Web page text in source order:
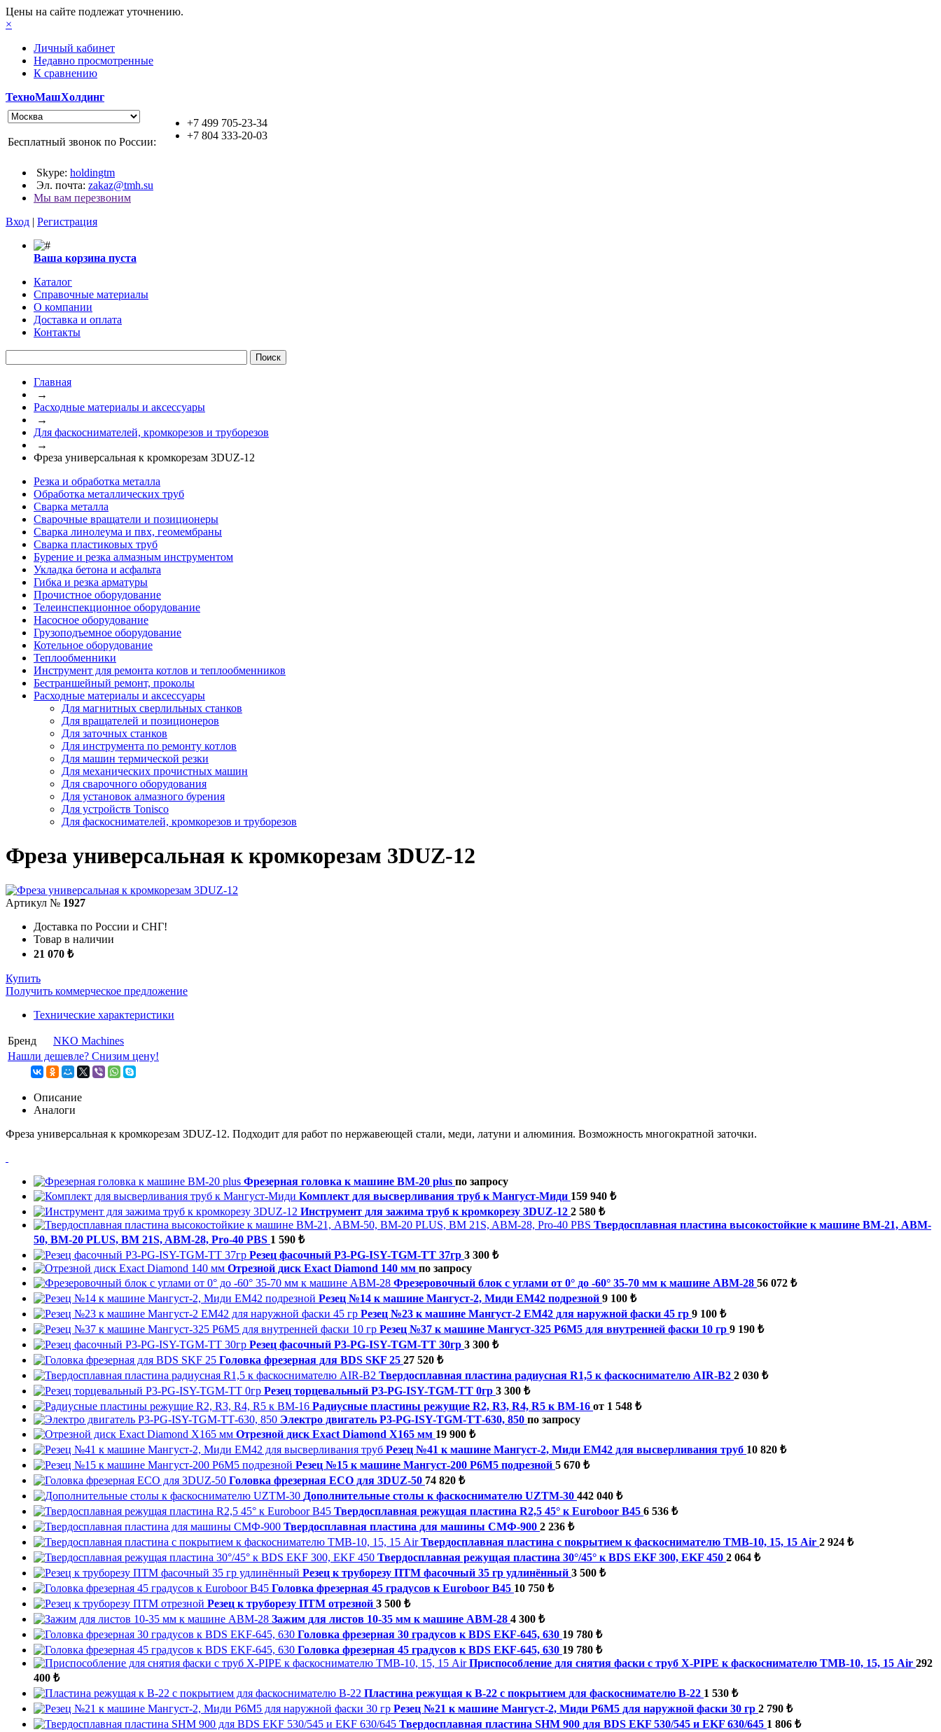
Цены на сайте подлежат уточнению.
×
Личный кабинет
Недавно просмотренные
К сравнению
ТехноМашХолдинг
+7 499 705-23-34
+7 804 333-20-03
Бесплатный звонок по России:
Skype: holdingtm
Эл. почта: zakaz@tmh.su
Мы вам перезвоним
Вход | Регистрация
Ваша корзина пуста
Каталог
Справочные материалы
О компании
Доставка и оплата
Контакты
Главная
→
Расходные материалы и аксессуары
→
Для фаскоснимателей, кромкорезов и труборезов
→
Фреза универсальная к кромкорезам 3DUZ-12
Резка и обработка металла
Обработка металлических труб
Сварка металла
Сварочные вращатели и позиционеры
Сварка линолеума и пвх, геомембраны
Сварка пластиковых труб
Бурение и резка алмазным инструментом
Укладка бетона и асфальта
Гибка и резка арматуры
Прочистное оборудование
Телеинспекционное оборудование
Насосное оборудование
Грузоподъемное оборудование
Котельное оборудование
Теплообменники
Инструмент для ремонта котлов и теплообменников
Бестраншейный ремонт, проколы
Расходные материалы и аксессуары
Для магнитных сверлильных станков
Для вращателей и позиционеров
Для заточных станков
Для инструмента по ремонту котлов
Для машин термической резки
Для механических прочистных машин
Для сварочного оборудования
Для установок алмазного бурения
Для устройств Tonisco
Для фаскоснимателей, кромкорезов и труборезов
Фреза универсальная к кромкорезам 3DUZ-12
Артикул № 1927
Доставка по России и СНГ!
Товар в наличии
21 070 ₺
Купить
Получить коммерческое предложение
Технические характеристики
Бренд
NKO Machines
Нашли дешевле? Снизим цену!
Описание
Аналоги
Фреза универсальная к кромкорезам 3DUZ-12. Подходит для работ по нержавеющей стали, меди, латуни и алюминия. Возможность многократной заточки.
Фрезерная головка к машине BM-20 plus по запросу
Комплект для высверливания труб к Мангуст-Миди 159 940 ₺
Инструмент для зажима труб к кромкорезу 3DUZ-12 2 580 ₺
Твердосплавная пластина высокостойкие к машине ВМ-21, ABM-
50, BM-20 PLUS, BM 21S, ABM-28, Pro-40 PBS 1 590 ₺
Резец фасочный P3-PG-ISY-TGM-ТТ 37гр 3 300 ₺
Отрезной диск Exact Diamond 140 мм по запросу
Фрезеровочный блок с углами от 0° до -60° 35-70 мм к машине ABM-28 56 072 ₺
Резец №14 к машине Мангуст-2, Миди ЕМ42 подрезной 9 100 ₺
Резец №23 к машине Мангуст-2 ЕМ42 для наружной фаски 45 гр 9 100 ₺
Резец №37 к машине Мангуст-325 Р6М5 для внутренней фаски 10 гр 9 190 ₺
Резец фасочный P3-PG-ISY-TGM-ТТ 30гр 3 300 ₺
Головка фрезерная для BDS SKF 25 27 520 ₺
Твердосплавная пластина радиусная R1,5 к фаскоснимателю AIR-B2 2 030 ₺
Резец торцевальный P3-PG-ISY-TGM-ТТ 0гр 3 300 ₺
Радиусные пластины режущие R2, R3, R4, R5 к ВМ-16 от 1 548 ₺
Электро двигатель P3-PG-ISY-TGM-ТТ-630, 850 по запросу
Отрезной диск Exact Diamond X165 мм 19 900 ₺
Резец №41 к машине Мангуст-2, Миди ЕМ42 для высверливания труб 10 820 ₺
Резец №15 к машине Мангуст-200 Р6М5 подрезной 5 670 ₺
Головка фрезерная ECO для 3DUZ-50 74 820 ₺
Дополнительные столы к фаскоснимателю UZTM-30 442 040 ₺
Твердосплавная режущая пластина R2,5 45° к Euroboor B45 6 536 ₺
Твердосплавная пластина для машины СМФ-900 2 236 ₺
Твердосплавная пластина с покрытием к фаскоснимателю ТМВ-10, 15, 15 Air 2 924 ₺
Твердосплавная режущая пластина 30°/45° к BDS EKF 300, EKF 450 2 064 ₺
Резец к труборезу ПТМ фасочный 35 гр удлинённый 3 500 ₺
Головка фрезерная 45 градусов к Euroboor B45 10 750 ₺
Резец к труборезу ПТМ отрезной 3 500 ₺
Зажим для листов 10-35 мм к машине ABM-28 4 300 ₺
Головка фрезерная 30 градусов к BDS EKF-645, 630 19 780 ₺
Головка фрезерная 45 градусов к BDS EKF-645, 630 19 780 ₺
Приспособление для снятия фаски с труб X-PIPE к фаскоснимателю ТМВ-10, 15, 15 Air 292
400 ₺
Пластина режущая к B-22 с покрытием для фаскоснимателю B-22 1 530 ₺
Резец №21 к машине Мангуст-2, Миди Р6М5 для наружной фаски 30 гр 2 790 ₺
Твердосплавная пластина SHM 900 для BDS EKF 530/545 и EKF 630/645 1 806 ₺